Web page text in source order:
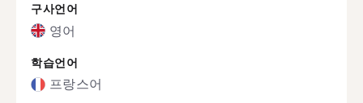
구사언어
영어
학습언어
프랑스어